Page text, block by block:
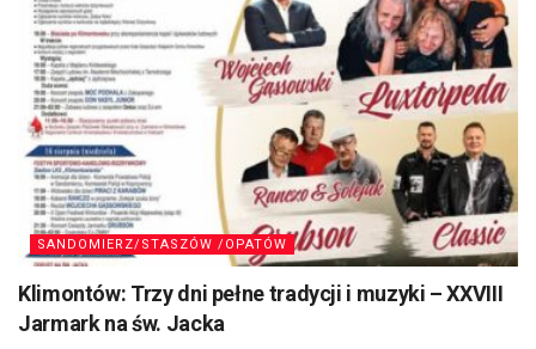
SANDOMIERZ/STASZÓW /OPATÓW
Klimontów: Trzy dni pełne tradycji i muzyki – XXVIII
Jarmark na św. Jacka